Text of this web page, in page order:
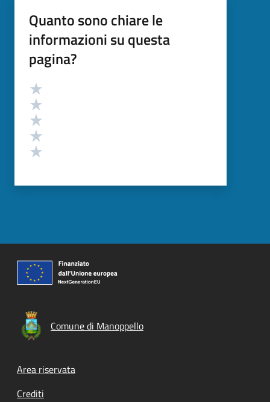
Quanto sono chiare le
informazioni su questa
pagina?
Valutazione
Comune di Manoppello
Footer menu
Area riservata
Crediti